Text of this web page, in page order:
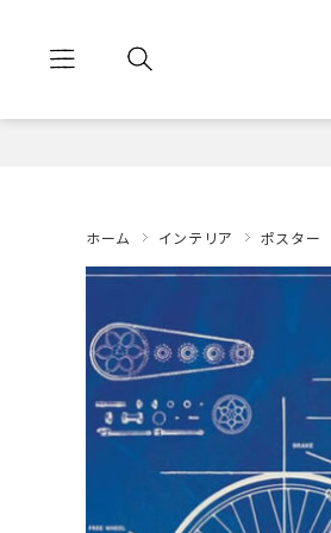
ホーム インテリア ポスター